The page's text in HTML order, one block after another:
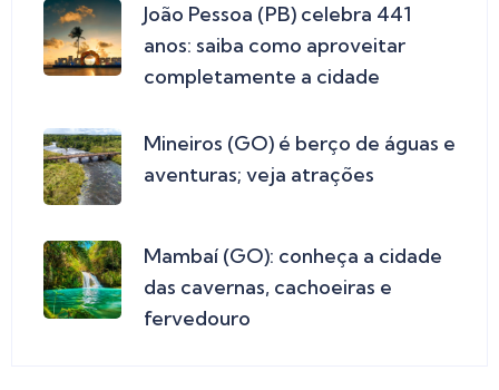
João Pessoa (PB) celebra 441
anos: saiba como aproveitar
completamente a cidade
Mineiros (GO) é berço de águas e
aventuras; veja atrações
Mambaí (GO): conheça a cidade
das cavernas, cachoeiras e
fervedouro